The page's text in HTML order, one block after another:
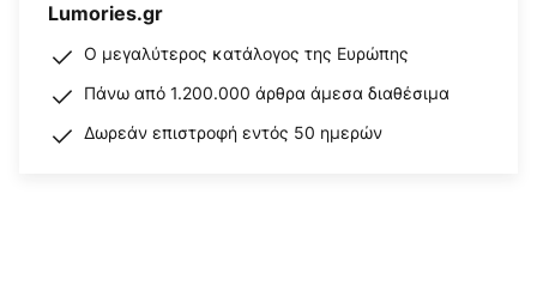
Lumories.gr
Ο μεγαλύτερος κατάλογος της Ευρώπης
Πάνω από 1.200.000 άρθρα άμεσα διαθέσιμα
Δωρεάν επιστροφή εντός 50 ημερών